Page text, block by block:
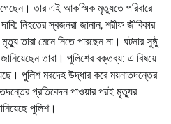
তার এই আকস্মিক মৃত্যুতে পরিবারে
নিহতের স্বজনরা জানান, শরীফ জীবিকার
তারা মেনে নিতে পারছেন না। ঘটনার সুষ্ঠু
তারা। পুলিশের বক্তব্য: এ বিষয়ে
পুলিশ মরদেহ উদ্ধার করে ময়নাতদন্তের
প্রতিবেদন পাওয়ার পরই মৃত্যুর
পুলিশ।